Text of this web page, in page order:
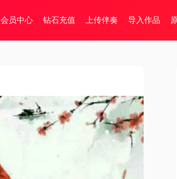
会员中心 钻石充值 上传伴奏 导入作品